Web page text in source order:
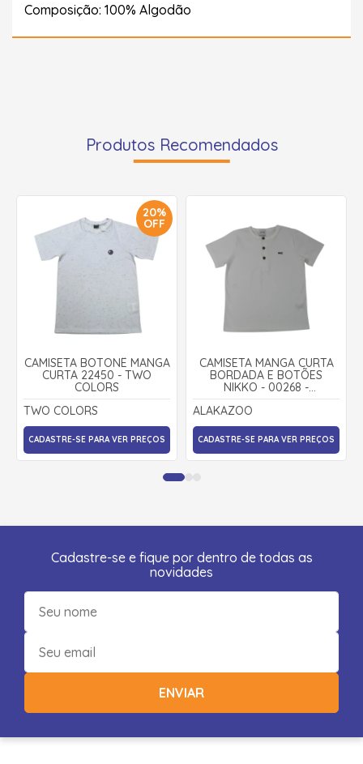
Composição: 100% Algodão
Produtos Recomendados
20%
OFF
CAMISETA BOTONÊ MANGA
CURTA 22450 - TWO
COLORS
TWO COLORS
CADASTRE-SE PARA VER PREÇOS
CAMISETA MANGA CURTA
BORDADA E BOTÕES
NIKKO - 00268 -
ALAKAZOO
ALAKAZOO
CADASTRE-SE PARA VER PREÇOS
Cadastre-se e fique por dentro de todas as
novidades
ENVIAR